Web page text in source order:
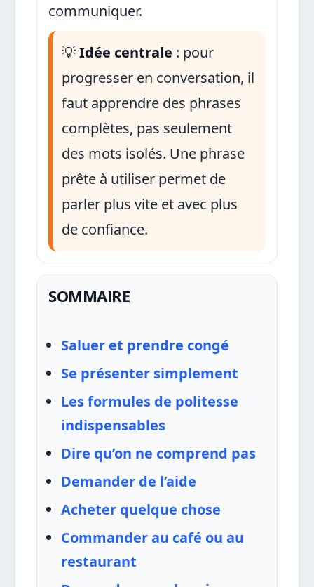
communiquer.
💡Idée centrale : pour
progresser en conversation, il
faut apprendre des phrases
complètes, pas seulement
des mots isolés. Une phrase
prête à utiliser permet de
parler plus vite et avec plus
de confiance.
SOMMAIRE
Saluer et prendre congé
Se présenter simplement
Les formules de politesse
indispensables
Dire qu’on ne comprend pas
Demander de l’aide
Acheter quelque chose
Commander au café ou au
restaurant